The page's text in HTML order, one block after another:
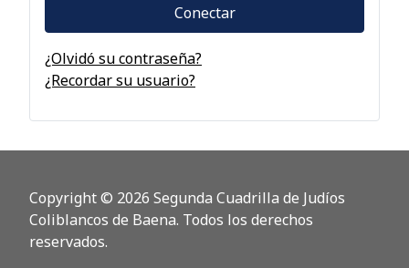
Conectar
¿Olvidó su contraseña?
¿Recordar su usuario?
Copyright © 2026 Segunda Cuadrilla de Judíos
Coliblancos de Baena. Todos los derechos
reservados.